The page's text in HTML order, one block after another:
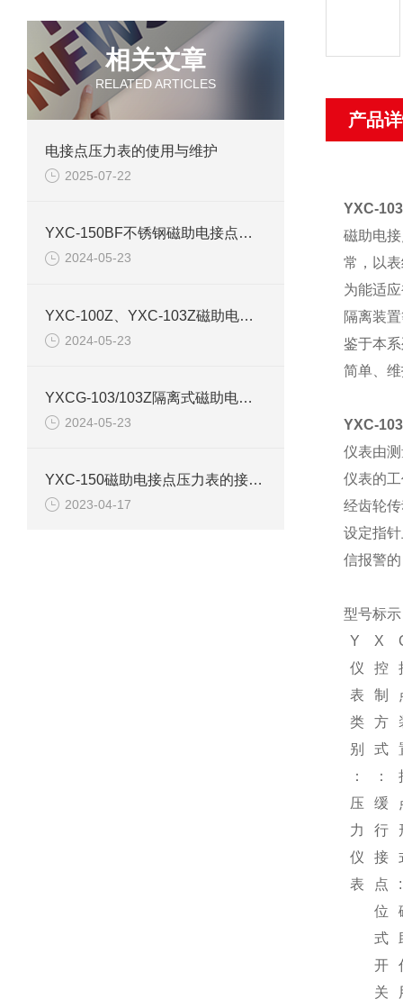
相关文章
RELATED ARTICLES
电接点压力表的使用与维护
2025-07-22
YXC-150BF不锈钢磁助电接点压力表产品介绍
2024-05-23
YXC-100Z、YXC-103Z磁助电接点压力表产品介绍
2024-05-23
YXCG-103/103Z隔离式磁助电接点压力表产品介绍
2024-05-23
YXC-150磁助电接点压力表的接线图和原理结构
2023-04-17
产品
YXC-
磁助电
常，以
为能适
隔离装
鉴于本
简单、
YXC-
仪表由
仪表的
经齿轮
设定指
信报警
型号标示
Y
X
仪
表
类
别
：
压
力
仪
表
控
制
方
式
：
缓
行
接
点
位
式
开
关
: